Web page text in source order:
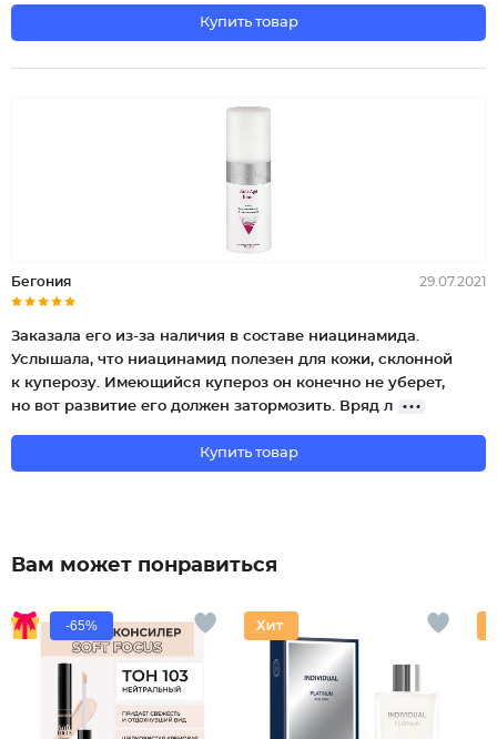
Купить товар
Бегония 29.07.2021
Заказала его из-за наличия в составе ниацинамида.
Услышала, что ниацинамид полезен для кожи, склонной
к куперозу. Имеющийся купероз он конечно не уберет,
но вот развитие его должен затормозить. Вряд л
Купить товар
Вам может понравиться
-65%